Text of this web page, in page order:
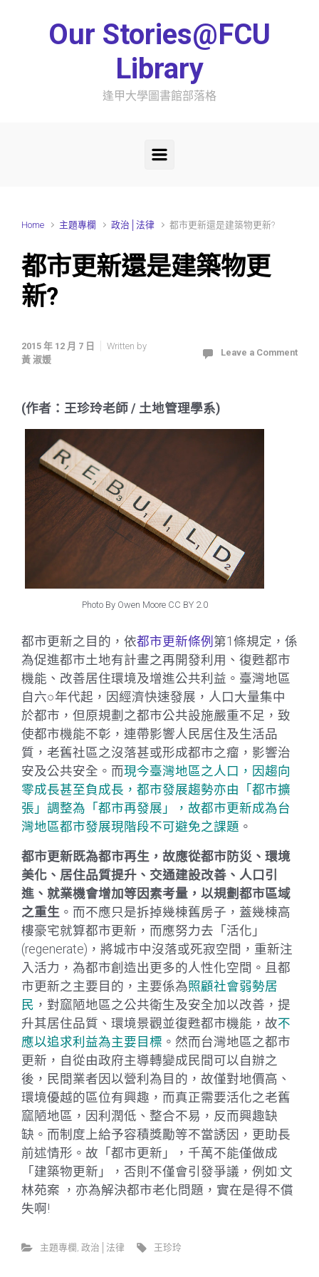
Our Stories@FCU
Library
逢甲大學圖書館部落格
Home 主題專欄 政治│法律 都市更新還是建築物更新?
都市更新還是建築物更
新?
2015 年 12 月 7 日
Written by
黃 淑媛
Leave a Comment
(作者：王珍玲老師 / 土地管理學系)
Photo By Owen Moore CC BY 2.0
都市更新之目的，依都市更新條例 第1條規定，係
為促進都市土地有計畫之再開發利用、復甦都市
機能、改善居住環境及增進公共利益。臺灣地區
自六○年代起，因經濟快速發展，人口大量集中
於都市，但原規劃之都市公共設施嚴重不足，致
使都市機能不彰，連帶影響人民居住及生活品
質，老舊社區之沒落甚或形成都市之瘤，影響治
安及公共安全。而現今臺灣地區之人口，因趨向
零成長甚至負成長，都市發展趨勢亦由「都市擴
張」調整為「都市再發展」，故都市更新成為台
灣地區都市發展現階段不可避免之課題 。
都市更新既為都市再生，故應從都市防災、環境
美化、居住品質提升、交通建設改善、人口引
進、就業機會增加等因素考量，以規劃都市區域
之重生 。而不應只是拆掉幾棟舊房子，蓋幾棟高
樓豪宅就算都市更新，而應努力去「活化」
(regenerate)，將城市中沒落或死寂空間，重新注
入活力，為都市創造出更多的人性化空間。且都
市更新之主要目的，主要係為照顧社會弱勢居
民 ，對窳陋地區之公共衛生及安全加以改善，提
升其居住品質、環境景觀並復甦都市機能，故不
應以追求利益為主要目標 。然而台灣地區之都市
更新，自從由政府主導轉變成民間可以自辦之
後，民間業者因以營利為目的，故僅對地價高、
環境優越的區位有興趣，而真正需要活化之老舊
窳陋地區，因利潤低、整合不易，反而興趣缺
缺。而制度上給予容積獎勵等不當誘因，更助長
前述情形。故「都市更新」，千萬不能僅做成
「建築物更新」，否則不僅會引發爭議，例如:文
林苑案 ，亦為解決都市老化問題，實在是得不償
失啊!
主題專欄 政治│法律 王珍玲